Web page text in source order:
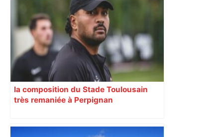
: pourquoi la venue du Premier ministre
est-elle très attendue ? – Actu.fr
la composition du Stade Toulousain
très remaniée à Perpignan